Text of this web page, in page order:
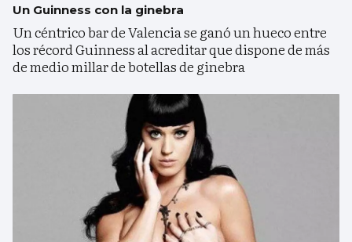
Un Guinness con la ginebra
Un céntrico bar de Valencia se ganó un hueco entre
los récord Guinness al acreditar que dispone de más
de medio millar de botellas de ginebra